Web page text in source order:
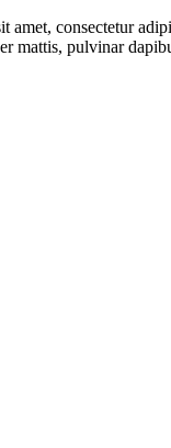
amet, consectetur
mattis, pulvinar